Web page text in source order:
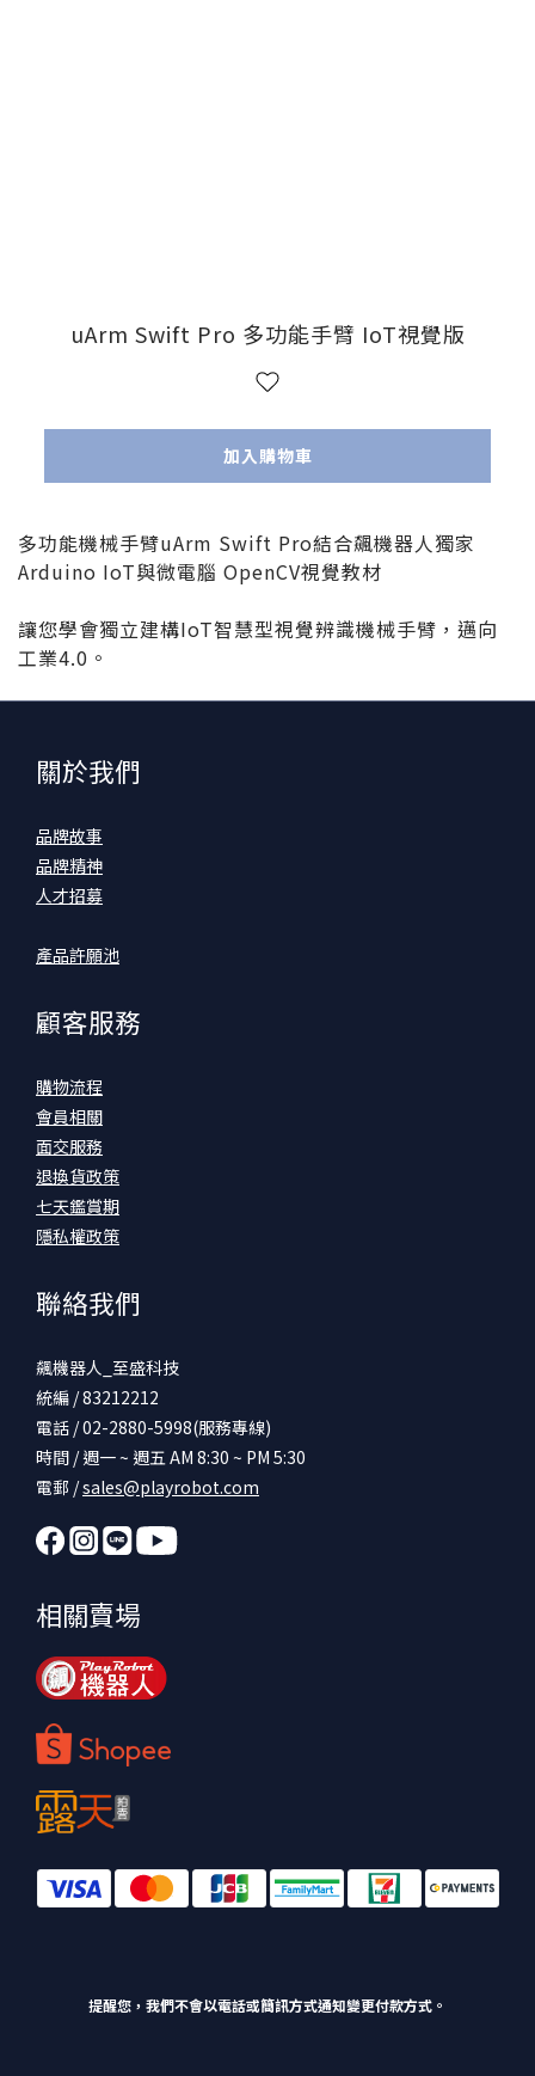
uArm Swift Pro 多功能手臂 IoT視覺版
加入購物車
多功能機械手臂uArm Swift Pro結合飆機器人獨家
Arduino IoT與微電腦 OpenCV視覺教材
讓您學會獨立建構IoT智慧型視覺辨識機械手臂，邁向
工業4.0。
關於我們
品牌故事
品牌精神
人才招募
產品許願池
顧客服務
購物流程
會員相關
面交服務
退換貨政策
七天鑑賞期
隱私權政策
聯絡我們
飆機器人_至盛科技
統編 / 83212212
電話 / 02-2880-5998(服務專線)
時間 / 週一 ~ 週五 AM 8:30 ~ PM 5:30
電郵 /sales@playrobot.com
相關賣場
提醒您，我們不會以電話或簡訊方式通知變更付款方式。